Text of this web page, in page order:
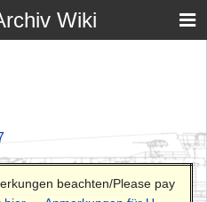
Wiki
beachten/Please pay